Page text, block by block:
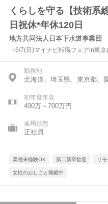
くらしを守る【技術系
日祝休*年休120日
地方共同法人日本下水道事業団
〈6/7(日)マイナビ転職フェアin東
勤務地
北海道、埼玉県、東京都、
初年度年収
400万～700万円
雇用形態
正社員
業種未経験OK 第二新卒歓迎 リ
女性のおしごと掲載中